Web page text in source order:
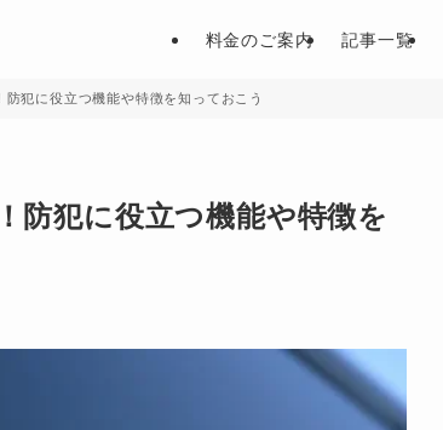
料金のご案内 記事一覧
犯に役立つ機能や特徴を知っておこう
防犯に役立つ機能や特徴を